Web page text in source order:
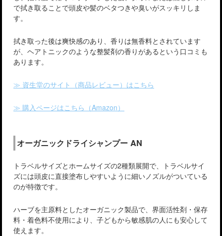
で拭き取ることで頭皮や髪のベタつきや臭いがスッキリしま
す。
拭き取った後は爽快感のあり、香りは無香料とされています
が、ヘアトニックのような整髪剤の香りがあるという口コミも
あります。
≫ 資生堂のサイト（商品レビュー）はこちら
≫ 購入ページはこちら（Amazon）
オーガニックドライシャンプー AN
トラベルサイズとホームサイズの2種類展開で、トラベルサイ
ズには頭皮に直接塗布しやすいように細いノズルがついている
のが特徴です。
ハーブを主原料としたオーガニック製品で、界面活性剤・保存
料・着色料不使用により、子どもから敏感肌の人にも安心して
使えます。